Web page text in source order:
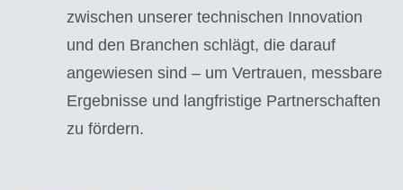
zwischen unserer technischen Innovation
und den Branchen schlägt, die darauf
angewiesen sind – um Vertrauen, messbare
Ergebnisse und langfristige Partnerschaften
zu fördern.